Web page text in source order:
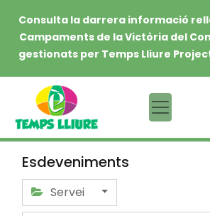
Consulta la darrera informació
Campaments de la Victòria del
gestionats per Temps Lliure
Esdeveniments
Servei